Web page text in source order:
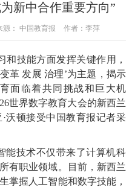
合作办学 直播访谈
学术 观点
专题 实用信息
新中合作重要方向”
源： 中国教育报 作者：李萍
技能方面发挥关键作用，
革 发展 治理’为主题，揭示
面临着共同挑战和巨大机
世界数字教育大会的新西兰
沃顿接受中国教育报记者采
技术不仅带来了计算机科
有职业领域。目前，新西兰
掌握人工智能和数字技能，